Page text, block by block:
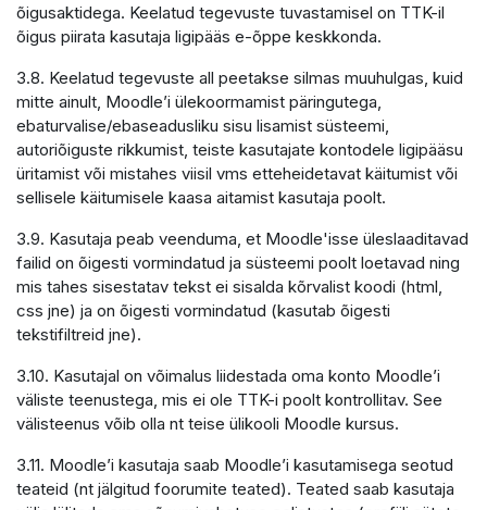
õigusaktidega. Keelatud tegevuste tuvastamisel on TTK-il
õigus piirata kasutaja ligipääs e-õppe keskkonda.
3.8. Keelatud tegevuste all peetakse silmas muuhulgas, kuid
mitte ainult, Moodle’i ülekoormamist päringutega,
ebaturvalise/ebaseadusliku sisu lisamist süsteemi,
autoriõiguste rikkumist, teiste kasutajate kontodele ligipääsu
üritamist või mistahes viisil vms etteheidetavat käitumist või
sellisele käitumisele kaasa aitamist kasutaja poolt.
3.9. Kasutaja peab veenduma, et Moodle'isse üleslaaditavad
failid on õigesti vormindatud ja süsteemi poolt loetavad ning
mis tahes sisestatav tekst ei sisalda kõrvalist koodi (html,
css jne) ja on õigesti vormindatud (kasutab õigesti
tekstifiltreid jne).
3.10. Kasutajal on võimalus liidestada oma konto Moodle’i
väliste teenustega, mis ei ole TTK-i poolt kontrollitav. See
välisteenus võib olla nt teise ülikooli Moodle kursus.
3.11. Moodle’i kasutaja saab Moodle’i kasutamisega seotud
teateid (nt jälgitud foorumite teated). Teated saab kasutaja